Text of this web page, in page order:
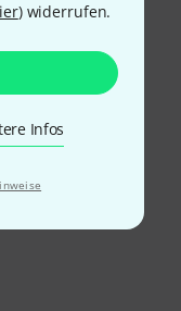
) widerrufen.
Infos